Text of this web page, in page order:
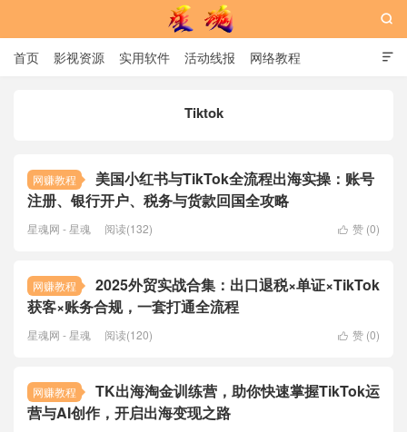

首页 影视资源 实用软件 活动线报 网络教程

Tiktok
网赚教程
美国小红书与TikTok全流程出海实操：账号
注册、银行开户、税务与货款回国全攻略
 赞 (0)
星魂网 - 星魂 阅读(132)
网赚教程
2025外贸实战合集：出口退税×单证×TikTok
获客×账务合规，一套打通全流程
 赞 (0)
星魂网 - 星魂 阅读(120)
网赚教程
TK出海淘金训练营，助你快速掌握TikTok运
营与AI创作，开启出海变现之路